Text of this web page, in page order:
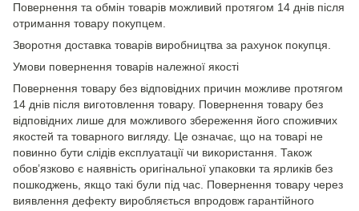
Повернення та обмін товарів можливий протягом 14 днів після
отримання товару покупцем.
Зворотня доставка товарів виробництва за рахунок покупця.
Умови повернення товарів належної якості
Повернення товару без відповідних причин можливе протягом
14 днів після виготовлення товару. Повернення товару без
відповідних лише для можливого збереження його споживчих
якостей та товарного вигляду. Це означає, що на товарі не
повинно бути слідів експлуатації чи використання. Також
обов’язково є наявність оригінальної упаковки та ярликів без
пошкоджень, якщо такі були під час. Повернення товару через
виявлення дефекту виробляється впродовж гарантійного